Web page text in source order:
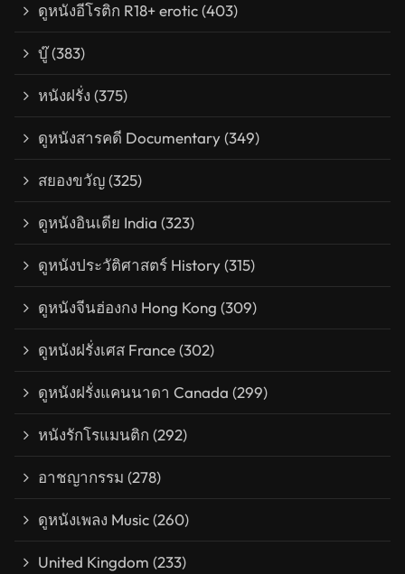
ดูหนังอีโรติก R18+ erotic(403)
บู๊(383)
หนังฝรั่ง (375)
ดูหนังสารคดี Documentary(349)
สยองขวัญ(325)
ดูหนังอินเดีย India (323)
ดูหนังประวัติศาสตร์ History(315)
ดูหนังจีนฮ่องกง Hong Kong (309)
ดูหนังฝรั่งเศส France(302)
ดูหนังฝรั่งแคนนาดา Canada (299)
หนังรักโรแมนติก (292)
อาชญากรรม (278)
ดูหนังเพลง Music(260)
United Kingdom (233)